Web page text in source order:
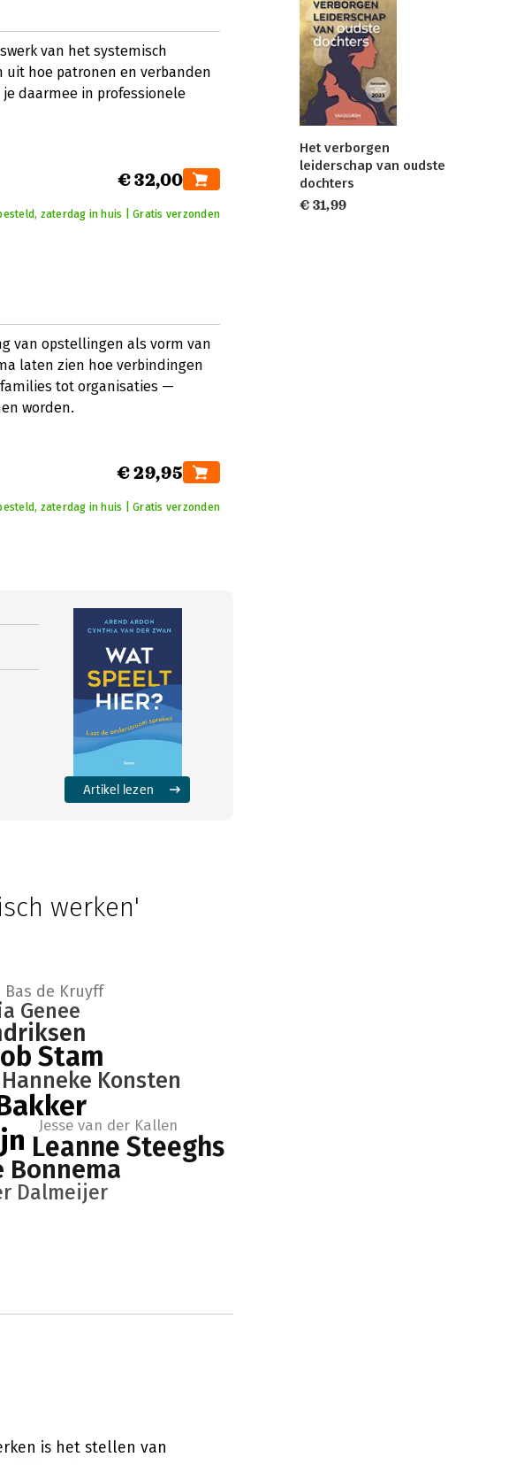
van het systemisch
uit hoe patronen en verbanden
daarmee in professionele
€ 32,00
zaterdag in huis | Gratis verzonden
van opstellingen als vorm van
laten zien hoe verbindingen
tot organisaties —
worden.
€ 29,95
zaterdag in huis | Gratis verzonden
Artikel lezen
werken'
Stam
Leanne Steeghs
Bonnema
Hanneke Konsten
Genee
Dalmeijer
Bas de Kruyff
Jesse van der Kallen
is het stellen van
Het verborgen
leiderschap van oudste
dochters
€ 31,99